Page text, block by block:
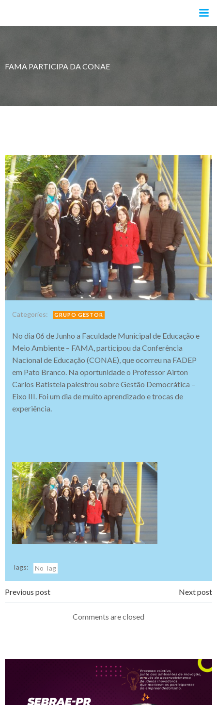
o
FAMA PARTICIPA DA CONAE
Categories: GRUPO GESTOR
No dia 06 de Junho a Faculdade Municipal de Educação e
Meio Ambiente – FAMA, participou da Conferência
Nacional de Educação (CONAE), que ocorreu na FADEP
em Pato Branco. Na oportunidade o Professor Airton
Carlos Batistela palestrou sobre Gestão Democrática –
Eixo III. Foi um dia de muito aprendizado e trocas de
experiência.
Tags: No Tag
Navegação
Previous post
Navegação
de
Next post
Comments are closed